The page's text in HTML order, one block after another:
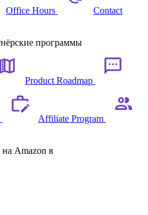
Office Hours
Contact
программы
Product Roadmap
Affiliate Program
Amazon в